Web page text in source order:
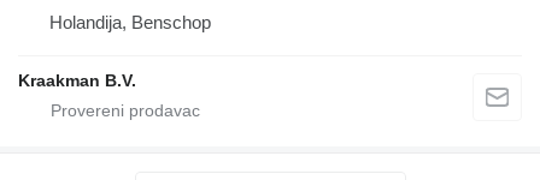
Holandija, Benschop
Kraakman B.V.